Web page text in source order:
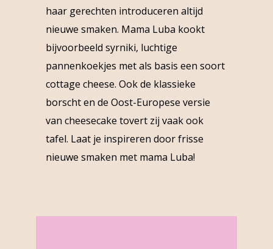
haar gerechten introduceren altijd
nieuwe smaken. Mama Luba kookt
bijvoorbeeld syrniki, luchtige
pannenkoekjes met als basis een soort
cottage cheese. Ook de klassieke
borscht en de Oost-Europese versie
van cheesecake tovert zij vaak ook
tafel. Laat je inspireren door frisse
nieuwe smaken met mama Luba!